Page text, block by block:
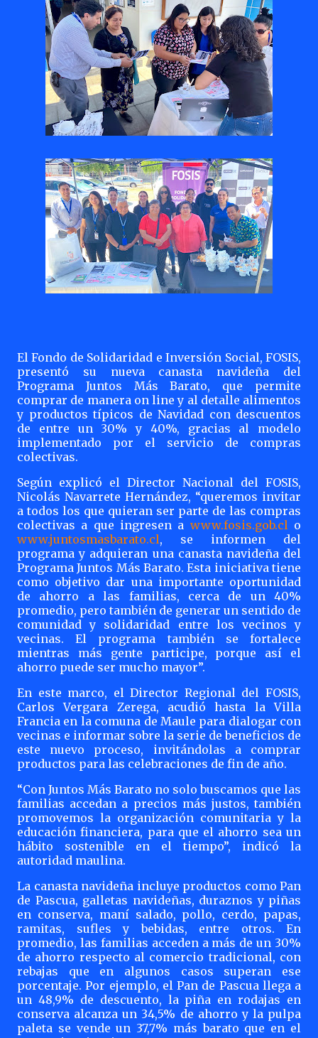
El Fondo de Solidaridad e Inversión Social, FOSIS,
presentó su nueva canasta navideña del
Programa Juntos Más Barato, que permite
comprar de manera on line y al detalle alimentos
y productos típicos de Navidad con descuentos
de entre un 30% y 40%, gracias al modelo
implementado por el servicio de compras
colectivas.
Según explicó el Director Nacional del FOSIS,
Nicolás Navarrete Hernández, “queremos invitar
a todos los que quieran ser parte de las compras
colectivas a que ingresen a www.fosis.gob.clo
www.juntosmasbarato.cl, se informen del
programa y adquieran una canasta navideña del
Programa Juntos Más Barato. Esta iniciativa tiene
como objetivo dar una importante oportunidad
de ahorro a las familias, cerca de un 40%
promedio, pero también de generar un sentido de
comunidad y solidaridad entre los vecinos y
vecinas. El programa también se fortalece
mientras más gente participe, porque así el
ahorro puede ser mucho mayor”.
En este marco, el Director Regional del FOSIS,
Carlos Vergara Zerega, acudió hasta la Villa
Francia en la comuna de Maule para dialogar con
vecinas e informar sobre la serie de beneficios de
este nuevo proceso, invitándolas a comprar
productos para las celebraciones de fin de año.
“Con Juntos Más Barato no solo buscamos que las
familias accedan a precios más justos, también
promovemos la organización comunitaria y la
educación financiera, para que el ahorro sea un
hábito sostenible en el tiempo”, indicó la
autoridad maulina.
La canasta navideña incluye productos como Pan
de Pascua, galletas navideñas, duraznos y piñas
en conserva, maní salado, pollo, cerdo, papas,
ramitas, sufles y bebidas, entre otros. En
promedio, las familias acceden a más de un 30%
de ahorro respecto al comercio tradicional, con
rebajas que en algunos casos superan ese
porcentaje. Por ejemplo, el Pan de Pascua llega a
un 48,9% de descuento, la piña en rodajas en
conserva alcanza un 34,5% de ahorro y la pulpa
paleta se vende un 37,7% más barato que en el